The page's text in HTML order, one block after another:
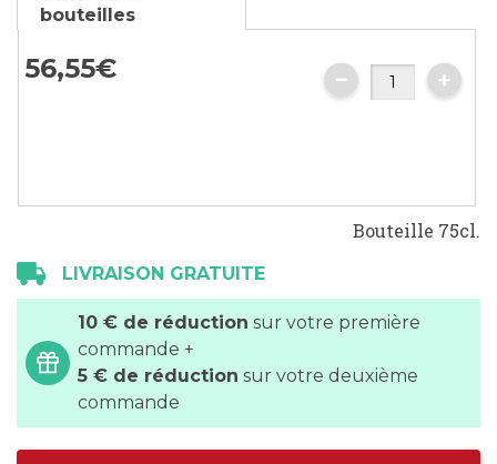
the
images
gallery
bouteilles
56,55€
Bouteille 75cl.
LIVRAISON GRATUITE
10 € de réduction sur votre première
commande +
5 € de réduction sur votre deuxième
commande